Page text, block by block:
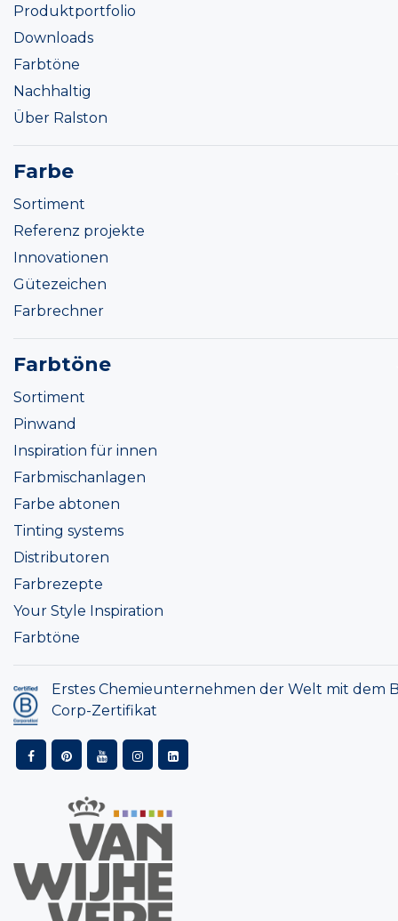
Produktportfolio
Downloads
Farbtöne
Nachhaltig
Über Ralston
Farbe
Sortiment
Referenz projekte
Innovationen
Gütezeichen
Farbrechner
Farbtöne
Sortiment
Pinwand
Inspiration für innen
Farbmischanlagen
Farbe abtonen
Tinting systems
Distributoren
Farbrezepte
Your Style Inspiration
Farbtöne
Erstes Chemieunternehmen der Welt mit dem
Corp-Zertifikat